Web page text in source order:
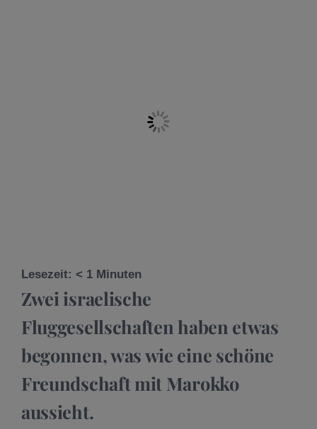
Lesezeit: < 1 Minuten
Zwei israelische
Fluggesellschaften haben etwas
begonnen, was wie eine schöne
Freundschaft mit Marokko
aussieht.